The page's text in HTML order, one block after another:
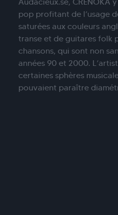
pop profitant de l’usage
saturées aux couleurs
transe et de guitares folk
chansons, qui sont non
années 90 et 2000.
certaines sphères
pouvaient paraître